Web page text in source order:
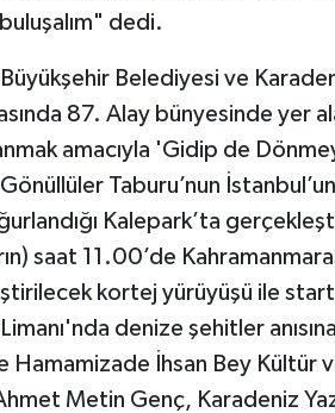
dedi.
Belediyesi ve
87. Alay bünyesinde yer
amacıyla 'Gidip de
Taburu’nun
Kalepark’ta
saat 11.00’de
kortej yürüyüşü ile
denize şehitler
İhsan Bey Kültür
Metin Genç, Karadeniz